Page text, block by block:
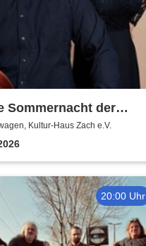
Sommernacht der
2026
Kultur-Haus Zach e.V.
20:00 Uhr